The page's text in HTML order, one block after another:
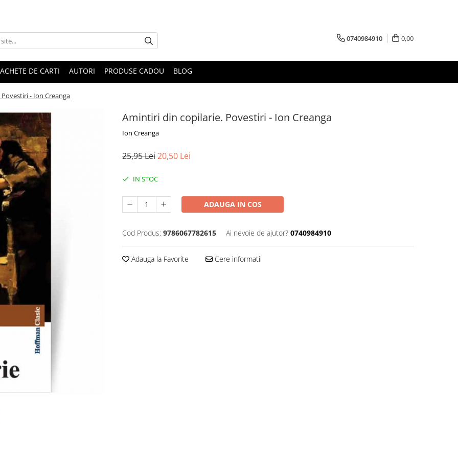
0740984910 0,00
DE CARTI AUTORI PRODUSE CADOU BLOG
- Ion Creanga
Amintiri din copilarie. Povestiri - Ion Creanga
Ion Creanga
25,95 Lei20,50 Lei
IN STOC
ADAUGA IN COS
Cod Produs: 9786067782615 Ai nevoie de ajutor? 0740984910
Adauga la Favorite Cere informatii